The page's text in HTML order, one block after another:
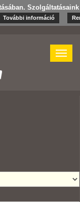
További információ
Toggle